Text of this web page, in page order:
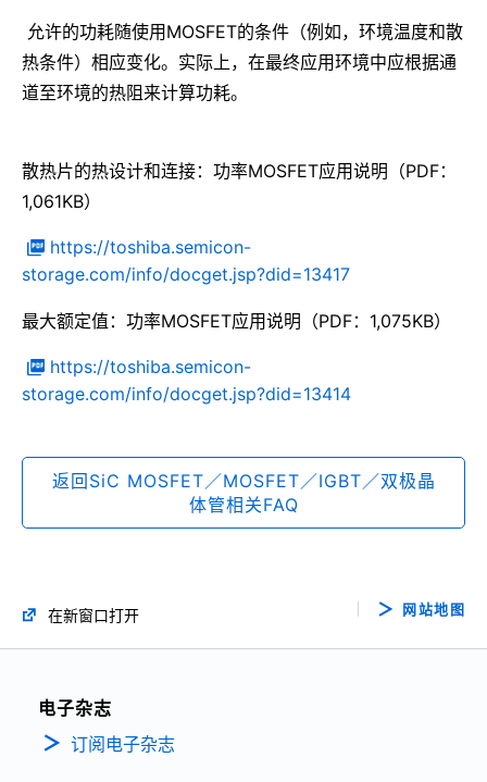
允许的功耗随使用MOSFET的条件（例如，环境温度和散
热条件）相应变化。实际上，在最终应用环境中应根据通
道至环境的热阻来计算功耗。
散热片的热设计和连接：功率MOSFET应用说明（PDF：
1,061KB）
https://toshiba.semicon-
storage.com/info/docget.jsp?did=13417
最大额定值：功率MOSFET应用说明（PDF：1,075KB）
https://toshiba.semicon-
storage.com/info/docget.jsp?did=13414
返回SiC MOSFET／MOSFET／IGBT／双极晶
体管相关FAQ
在新窗口打开 网站地图
电子杂志
订阅电子杂志